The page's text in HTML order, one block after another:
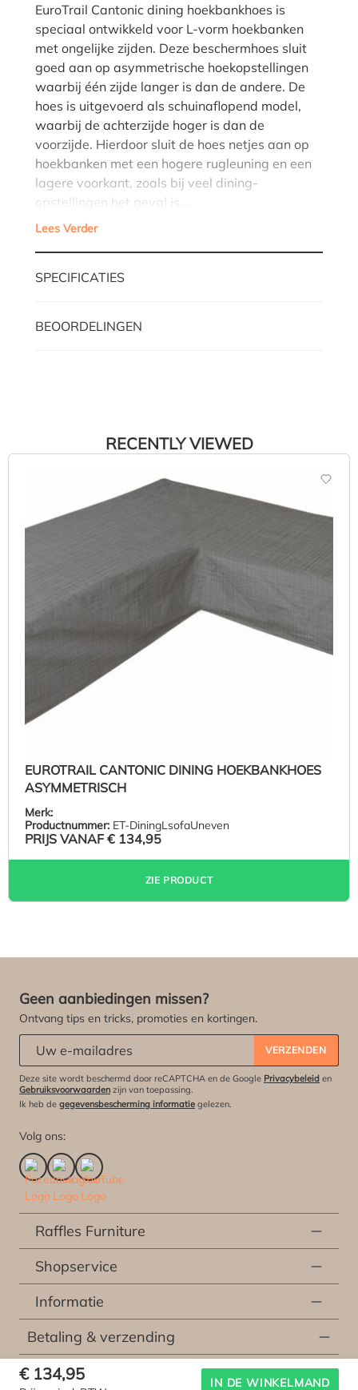
EuroTrail Cantonic dining hoekbankhoes is
speciaal ontwikkeld voor L-vorm hoekbanken
met ongelijke zijden. Deze beschermhoes sluit
goed aan op asymmetrische hoekopstellingen
waarbij één zijde langer is dan de andere. De
hoes is uitgevoerd als schuinaflopend model,
waarbij de achterzijde hoger is dan de
voorzijde. Hierdoor sluit de hoes netjes aan op
hoekbanken met een hogere rugleuning en een
lagere voorkant, zoals bij veel dining-
opstellingen het geval is.…
Lees Verder
SPECIFICATIES
BEOORDELINGEN
RECENTLY VIEWED
EUROTRAIL CANTONIC DINING HOEKBANKHOES
ASYMMETRISCH
Merk:
Productnummer: ET-DiningLsofaUneven
PRIJS VANAF € 134,95
ZIE PRODUCT
€ 134,95 IN DE WINKELMAND
Geen aanbiedingen missen?
Ontvang tips en tricks, promoties en kortingen.
VERZENDEN
Deze site wordt beschermd door reCAPTCHA en de Google Privacybeleid en
Gebruiksvoorwaarden zijn van toepassing.
Ik heb de gegevensbescherming informatie gelezen.
Volg ons:
Raffles Furniture
Shopservice
Informatie
Betaling & verzending
* Alle prijzen incl. wettelijke btw excl. verzendingskostenen eventueel kosten voor